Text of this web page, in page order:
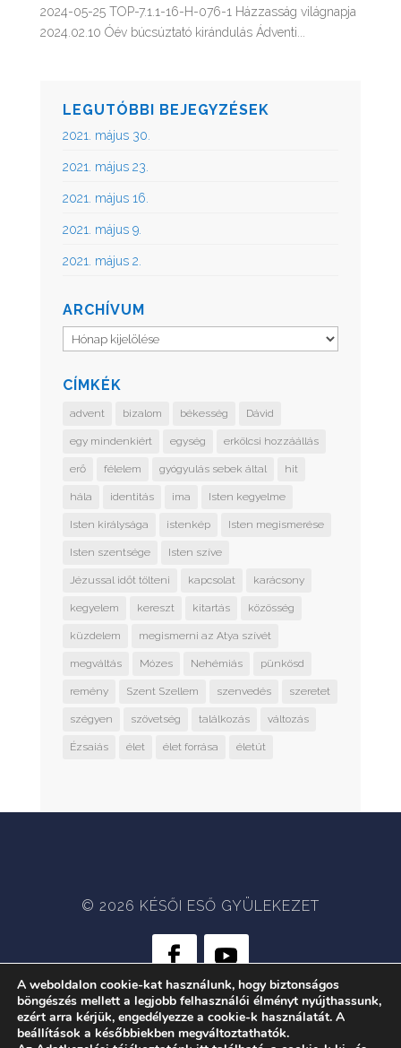
2024-05-25 TOP-7.1.1-16-H-076-1 Házzasság világnapja
2024.02.10 Óév búcsúztató kirándulás Ádventi...
LEGUTÓBBI BEJEGYZÉSEK
2021. május 30.
2021. május 23.
2021. május 16.
2021. május 9.
2021. május 2.
ARCHÍVUM
Archívum
CÍMKÉK
advent bizalom békesség Dávid
egy mindenkiért egység erkölcsi hozzáállás
erő félelem gyógyulás sebek által hit
hála identitás ima Isten kegyelme
Isten királysága istenkép Isten megismerése
Isten szentsége Isten szíve
Jézussal időt tölteni kapcsolat karácsony
kegyelem kereszt kitartás közösség
küzdelem megismerni az Atya szívét
megváltás Mózes Nehémiás pünkösd
remény Szent Szellem szenvedés szeretet
szégyen szövetség találkozás változás
Ézsaiás élet élet forrása életút
© 2026 KÉSŐI ESŐ GYÜLEKEZET
WEB: CRÆTIVE.HU| TÁRHELY:
RACKFOREST KFT.
A weboldalon cookie-kat használunk, hogy biztonságos
böngészés mellett a legjobb felhasználói élményt nyújthassunk,
ezért arra kérjük, engedélyezze a cookie-k használatát. A
beállítások a későbbiekben megváltoztathatók.